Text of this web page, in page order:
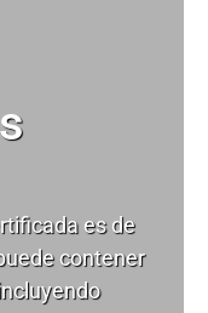
es de
contener